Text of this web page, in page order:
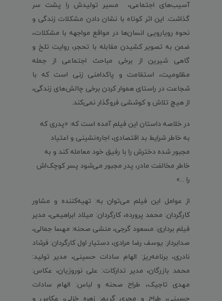
آسیب‌های اجتماعی، مسیر تولیدش را پشت سر
گذاشت. این اثر کوتاه با نشان دادن مشکلات زندگی و
نحوه رویارویی انسان‌ها در مواقع مواجهه با مشکلات،
ضمن به تصویر کشیدن مقابله با تحجر، روایت تلخ و
گاهی شیرین از برخی مباحث اجتماعی از جمله
مظلومیت، استقامت و پاکدامنی زنی است که با
شجاعت در راستای هموار کردن برخی چالش‌های زندگی،
از هیچ تلاش و کوششی فروگذار نمی‌کند.
در خلاصه داستان این فیلم آمده است که: «پدری که
به خاطر شرایط بد اقتصادی، اجاره‌نشینی و اعتیاد
مجبور شده دخترش را با رفیق خود معامله کند و به
خاطر مخالفت مادر، پدر مجبور می‌شود پسر کوچک‌اش
را ...»
از عوامل این فیلم می‌توان به: تهیه‌کننده و مشاور
کارگردان: محمد پرورده، کارگردان: میلاد ابراهیمی، مدیر
فیلم برداری: مسعود گرجی، منشی صحنه: مهسا جمالی،
صدابردار: یوسف رضا مرادی، دستیار اول کارگردان: فرشاد
نادری، برنامه‌ریز: الهام سادات حسینی، مدیر تولید:
محمد بازرگان، مدیر تدارکات: علی نوروزیان، عکاس:
مهدی تاجیک، طراح صحنه و لباس: الهام سادات
حسینی، طراح و مجری گریم: زهره خزلی، عکاس و